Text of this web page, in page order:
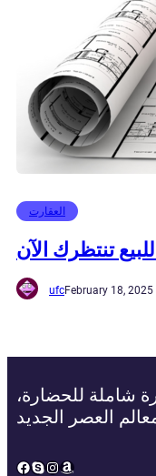
العقارت
تنتظرك الآن
ufcFebruary 18, 2025
شاملة للحضارة،
العصر الجديد
Facebook
Skype
Instagram
Amazon